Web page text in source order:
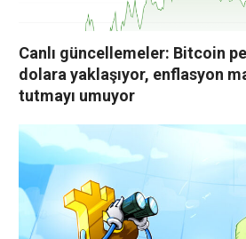
Canlı güncellemeler: Bitcoin
dolara yaklaşıyor, enflasyon
tutmayı umuyor